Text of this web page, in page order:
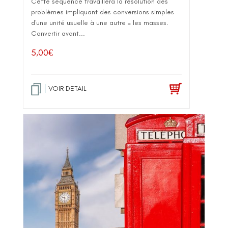
problèmes impliquant des conversions simples
d'une unité usuelle à une autre = les masses.
Convertir avant...
5,00€
VOIR DETAIL